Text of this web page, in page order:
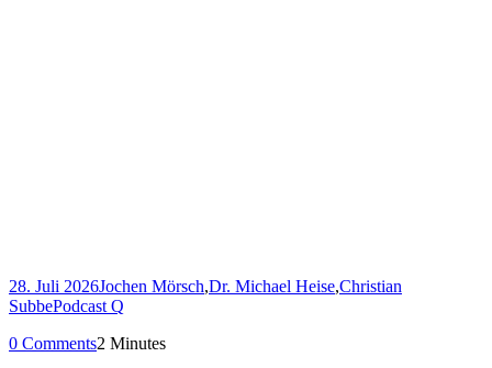
28. Juli 2026Jochen Mörsch,Dr. Michael Heise,Christian
SubbePodcast Q
0 Comments2 Minutes